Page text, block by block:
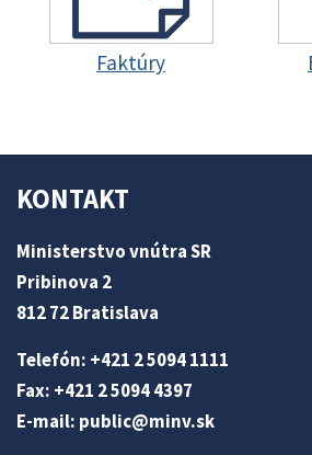
Faktúry
KONTAKT
Ministerstvo vnútra SR
Pribinova 2
812 72 Bratislava
Telefón: +421 2 5094 1111
Fax: +421 2 5094 4397
E-mail: public@minv.sk